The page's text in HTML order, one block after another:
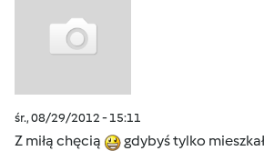
śr., 08/29/2012 - 15:11
Z miłą chęcią
gdybyś tylko